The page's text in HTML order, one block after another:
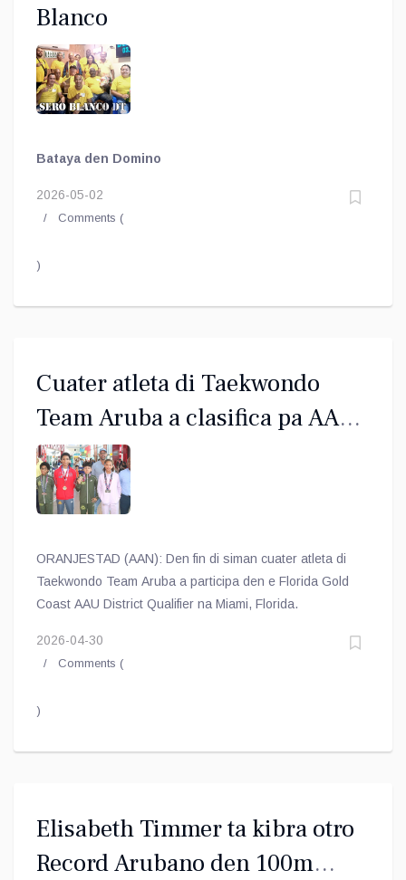
Blanco
Bataya den Domino
2026-05-02
Comments (
)
Cuater atleta di Taekwondo
Team Aruba a clasifica pa AAU
National
ORANJESTAD (AAN): Den fin di siman cuater atleta di
Taekwondo Team Aruba a participa den e Florida Gold
Coast AAU District Qualifier na Miami, Florida.
2026-04-30
Comments (
)
Elisabeth Timmer ta kibra otro
Record Arubano den 100m